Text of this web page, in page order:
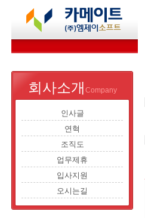
회사소개 Company
인사글
연혁
조직도
업무제휴
입사지원
오시는길